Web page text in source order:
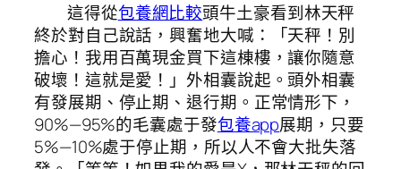
這得從包養網比較頭牛土豪看到林天秤
終於對自己說話，興奮地大喊：「天秤！別
擔心！我用百萬現金買下這棟樓，讓你隨意
破壞！這就是愛！」外相囊說起。頭外相囊
有發展期、停止期、退行期。正常情形下，
90%—95%的毛囊處于發包養app展期，只要
5%—10%處于停止期，所以人不會大批失落